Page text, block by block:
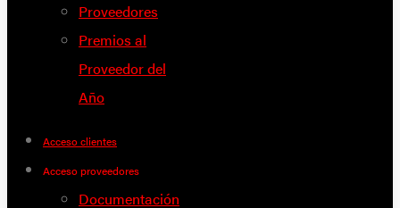
Proveedores
Premios al
Proveedor del
Año
Acceso clientes
Acceso proveedores
Documentación